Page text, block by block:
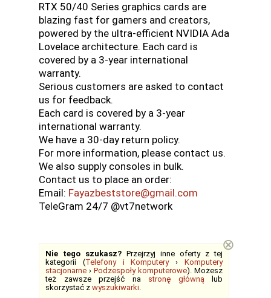
RTX 50/40 Series graphics cards are
blazing fast for gamers and creators,
powered by the ultra-efficient NVIDIA Ada
Lovelace architecture. Each card is
covered by a 3-year international
warranty.
Serious customers are asked to contact
us for feedback.
Each card is covered by a 3-year
international warranty.
We have a 30-day return policy.
For more information, please contact us.
We also supply consoles in bulk.
Contact us to place an order:
Email: Fayazbeststore@gmail.com
TeleGram 24/7 @vt7network
Nie tego szukasz? Przejrzyj inne oferty z tej
kategorii (Telefony i Komputery›Komputery
stacjonarne › Podzespoły komputerowe). Możesz
też zawsze przejść na stronę głównąlub
skorzystać z wyszukiwarki.
⊗